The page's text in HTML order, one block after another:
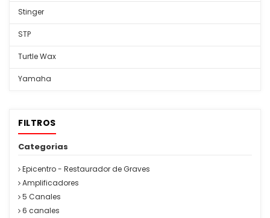
Stinger
STP
Turtle Wax
Yamaha
FILTROS
Categorias
Epicentro - Restaurador de Graves
Amplificadores
5 Canales
6 canales